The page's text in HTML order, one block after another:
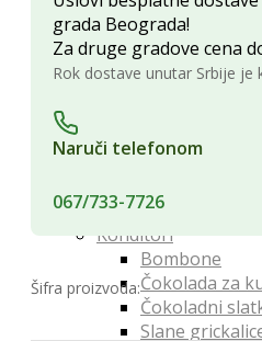
Melemi i oblozi
Superhrana
Zdravi Napici
Čajevi
Biljna mleka
Namenski čajevi
Konditori
Bombone
Čokolada za
Čokoladni
Slane
grada Beograda!
Za druge gradove cena
Rok dostave unutar Srbije je
Naruči telefonom
067/733-7726
Šifra proizvoda: